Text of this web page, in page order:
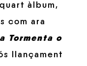
àlbum,
com ara
Tormenta o
llançament